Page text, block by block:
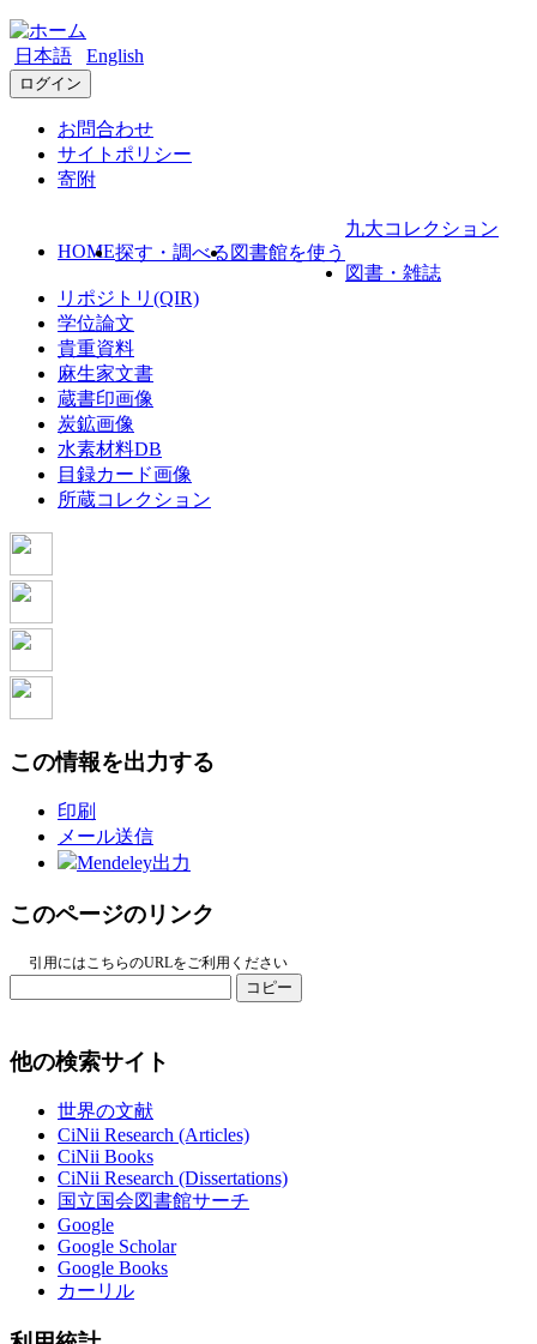
日本語 English
ログイン
お問合わせ
サイトポリシー
寄附
HOME探す・調べる 図書館を使う
九大コレクション
図書・雑誌
リポジトリ(QIR)
学位論文
貴重資料
麻生家文書
蔵書印画像
炭鉱画像
水素材料DB
目録カード画像
所蔵コレクション
この情報を出力する
印刷
メール送信
Mendeley出力
このページのリンク
引用にはこちらのURLをご利用ください
コピー
他の検索サイト
世界の文献
CiNii Research (Articles)
CiNii Books
CiNii Research (Dissertations)
国立国会図書館サーチ
Google
Google Scholar
Google Books
カーリル